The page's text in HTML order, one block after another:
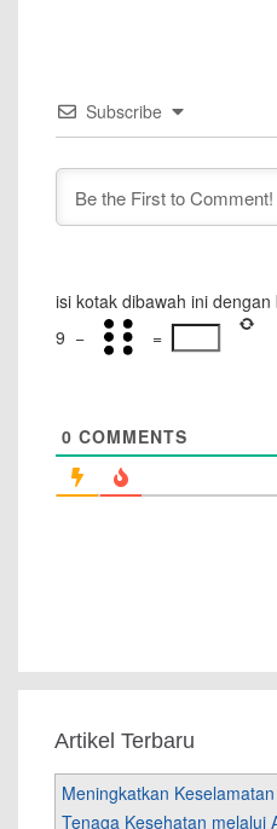
Subscribe
isi kotak dibawah ini dengan
9 − =
0 COMMENTS
Artikel Terbaru
Meningkatkan
Tenaga Kesehatan melalui